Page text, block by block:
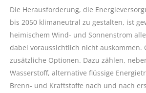
Die Herausforderung, die
bis 2050 klimaneutral zu gestalten, ist
heimischem Wind- und Sonnenstrom
dabei voraussichtlich nicht auskommen.
zusätzliche Optionen. Dazu zählen,
Wasserstoff, alternative flüssige
Brenn- und Kraftstoffe nach und nach